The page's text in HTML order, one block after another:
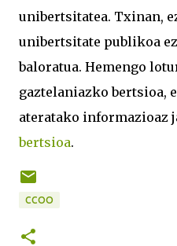
unibertsitatea. Txinan,
unibertsitate publikoa
baloratua. Hemengo
gaztelaniazko bertsioa,
ateratako informazioaz
bertsioa.
CCOO